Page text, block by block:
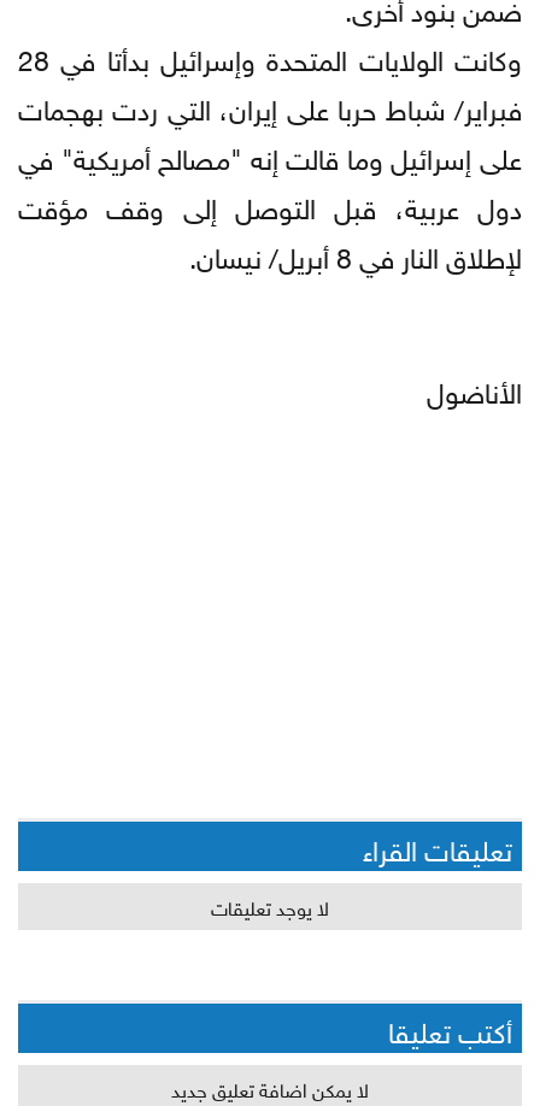
وكانت الولايات المتحدة وإسرائيل بدأتا في 28
فبراير/ شباط حربا على إيران، التي ردت بهجمات
على إسرائيل وما قالت إنه "مصالح أمريكية" في
دول عربية، قبل التوصل إلى وقف مؤقت
لإطلاق النار في 8 أبريل/ نيسان.
الأناضول
تعليقات القراء
لا يوجد تعليقات
أكتب تعليقا
لا يمكن اضافة تعليق جديد